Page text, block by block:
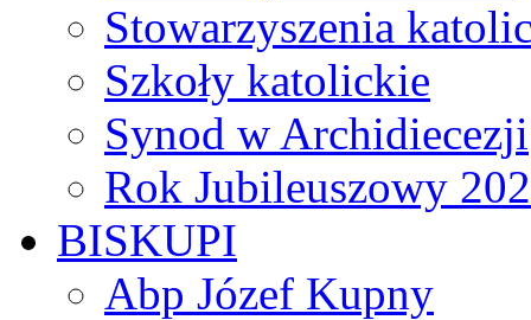
Stowarzyszenia
Szkoły katolickie
Synod w Archidiecezji
Rok Jubileuszowy
BISKUPI
Abp Józef Kupny